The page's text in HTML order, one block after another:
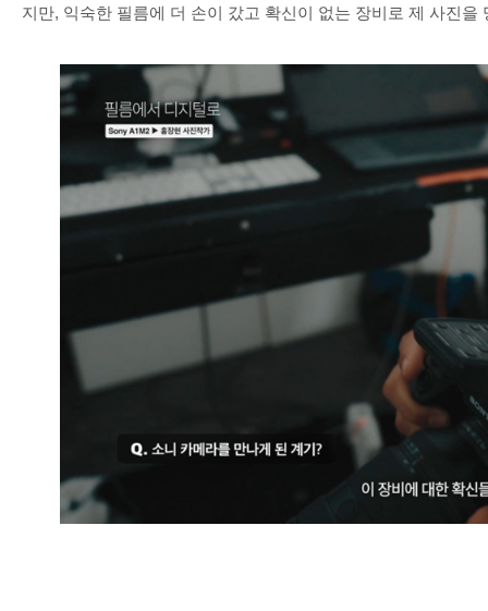
지만, 익숙한 필름에 더 손이 갔고 확신이 없는 장비로 제 사진을